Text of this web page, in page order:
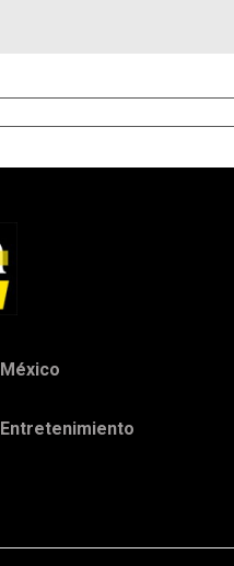
México
Entretenimiento